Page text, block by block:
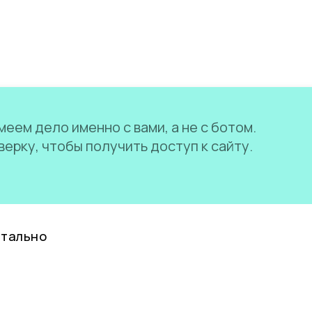
дело именно с вами, а не с ботом.
чтобы получить доступ к сайту.